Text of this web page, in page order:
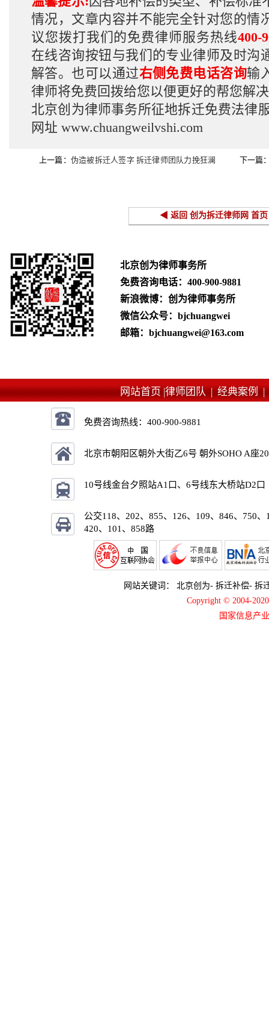
情况，文章内容并不能完全针对您的情
议您拨打我们的免费律师服务热线400-
在线咨询按钮与我们的专业律师及时沟
解答。也可以通过右侧免费电话咨询输
律师将免费回拨给您以便更好的帮您解
北京创为律师事务所征地拆迁免费法律
网址 www.chuangweilvshi.com
上一篇： 伪造被拆迁人签字 拆迁律师团队力挽狂澜 下一篇
◀ 返回 创为拆迁律师网 首
北京创为律师事务所
免费咨询电话： 400-900-9881
新浪微博：创为律师事务所
微信公众号：bjchuangwei
邮箱：bjchuangwei@163.com
网站首页 |律师团队 |经典案例
免费咨询热线：400-900-9881
北京市朝阳区朝外大街乙6号 朝外SOHO A座
10号线金台夕照站A1口、6号线东大桥站D2口
公交118、202、855、126、109、846、750、
420、101、858路
网站关键词： 北京创为- 拆迁补偿- 拆
Copyright © 2004-
国家信息产